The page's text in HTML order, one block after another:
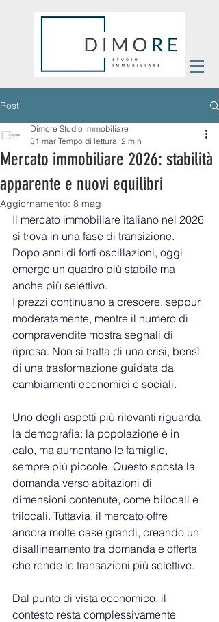
Post
Mercato immobiliare 2026: stabilità
apparente e nuovi equilibri
Dimore Studio Immobiliare
31 mar Tempo di lettura: 2 min
Aggiornamento: 8 mag
Il mercato immobiliare italiano nel 2026
si trova in una fase di transizione.
Dopo anni di forti oscillazioni, oggi
emerge un quadro più stabile ma
anche più selettivo.
I prezzi continuano a crescere, seppur
moderatamente, mentre il numero di
compravendite mostra segnali di
ripresa. Non si tratta di una crisi, bensì
di una trasformazione guidata da
cambiamenti economici e sociali.
Uno degli aspetti più rilevanti riguarda
la demografia: la popolazione è in
calo, ma aumentano le famiglie,
sempre più piccole. Questo sposta la
domanda verso abitazioni di
dimensioni contenute, come bilocali e
trilocali. Tuttavia, il mercato offre
ancora molte case grandi, creando un
disallineamento tra domanda e offerta
che rende le transazioni più selettive.
Dal punto di vista economico, il
contesto resta complessivamente